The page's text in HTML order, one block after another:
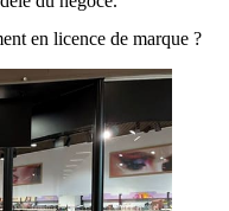
en licence de marque ?